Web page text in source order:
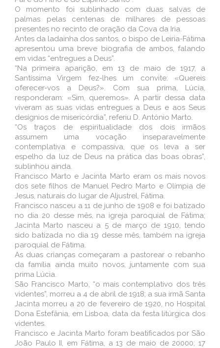
O momento foi sublinhado com duas salvas de
palmas pelas centenas de milhares de pessoas
presentes no recinto de oração da Cova da Iria.
Antes da ladainha dos santos, o bispo de Leiria-Fátima
apresentou uma breve biografia de ambos, falando
em vidas “entregues a Deus”.
“Na primeira aparição, em 13 de maio de 1917, a
Santíssima Virgem fez-lhes um convite: «Quereis
oferecer-vos a Deus?». Com sua prima, Lúcia,
responderam: «Sim, queremos». A partir dessa data
viveram as suas vidas entregues a Deus e aos Seus
desígnios de misericórdia”, referiu D. António Marto.
“Os traços de espiritualidade dos dois irmãos
assumem uma vocação inseparavelmente
contemplativa e compassiva, que os leva a ser
espelho da luz de Deus na prática das boas obras”,
sublinhou ainda.
Francisco Marto e Jacinta Marto eram os mais novos
dos sete filhos de Manuel Pedro Marto e Olímpia de
Jesus, naturais do lugar de Aljustrel, Fátima.
Francisco nasceu a 11 de junho de 1908 e foi batizado
no dia 20 desse mês, na igreja paroquial de Fátima;
Jacinta Marto nasceu a 5 de março de 1910, tendo
sido batizada no dia 19 desse mês, também na igreja
paroquial de Fátima.
As duas crianças começaram a pastorear o rebanho
da família ainda muito novos, juntamente com sua
prima Lúcia.
São Francisco Marto, “o mais contemplativo dos três
videntes”, morreu a 4 de abril de 1918; a sua irmã Santa
Jacinta morreu a 20 de fevereiro de 1920, no Hospital
Dona Estefânia, em Lisboa, data da festa litúrgica dos
videntes.
Francisco e Jacinta Marto foram beatificados por São
João Paulo II, em Fátima, a 13 de maio de 20000; 17